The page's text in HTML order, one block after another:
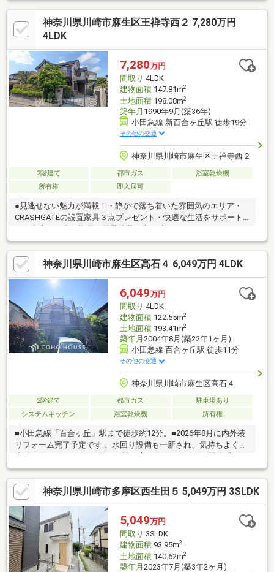
く。ウッドデッキに腰掛けて、淹れたてのコーヒーをひとくち。
青空の下で、子どもたちが笑い、風がそよぐ。まずは、お気軽に
東宝ハウス町田に相談してみませんか？何も決まっていなくて大
【TOHO HOUSE 町田：0120-70-6012】まで。
神奈川県川崎市麻生区王禅寺西２ 7,280万円
4LDK
7,280万円
間取り 4LDK
建物面積147.81m2
土地面積198.08m2
築年月 1990年9月(築36年)
小田急線 新百合ヶ丘駅 徒歩19分
その他の交通
神奈川県川崎市麻生区王禅寺西２
2階建て 都市ガス
浴室乾燥機
所有権
即入居可
●見逃せない魅力が満載！・静かで落ち着いた雰囲気のエリア・
CRASHGATEの設置家具３点プレゼント・快適な生活をサポート
だけます・広々とした約24帖のリビングダイニング・多目的に利
用可能な和室つき写真や資料だけでは伝わらない、現地ならでは
の魅力も丁寧にご案内いたします。実際に足を運んで、光や風、
周辺環境の心地よさをぜひご体感ください。◇キッズコーナー完
備◇提携駐車場あり◇■お客様に最適のお支払いプランをご提案
します■お支払いシミュレーションを基に、諸費用や毎月のお支
払い額等、分かり易くご説明させて頂きます。
神奈川県川崎市麻生区高石４ 6,049万円 4LDK
6,049万円
間取り 4LDK
建物面積122.55m2
土地面積193.41m2
築年月 2004年8月(築22年1ヶ月)
小田急線 百合ヶ丘駅 徒歩11分
その他の交通
神奈川県川崎市麻生区高石４
2階建て 都市ガス
駐車場あり
システムキッチン
浴室乾燥機 所有権
■小田急線「百合ヶ丘」駅まで徒歩約12分。■2026年8月に内外装
リフォーム完了予定です 。水回り設備も一新され、気持ちよく新
る吹き抜けがあり、ご家族団らんの時間を彩ります。【３６５
日 年中無休】見学予約システムに対象日付が指定できない場合
でも、原則即日ご対応可能です。定休日を設けない対応力でお客
様の見たい知りたいを叶えます。【住宅ローンに強い！】指定機
関はなく、都市銀行をはじめ各金融機関と取引可能！無理のない
プランをご提案させていただきます。【グループ創業50年】確か
な実績と安心のアフターサポー
神奈川県川崎市多摩区西生田５ 5,049万円 3SLDK
5,049万円
間取り 3SLDK
建物面積93.95m2
土地面積140.62m2
築年月 2023年7月(築3年2ヶ月)